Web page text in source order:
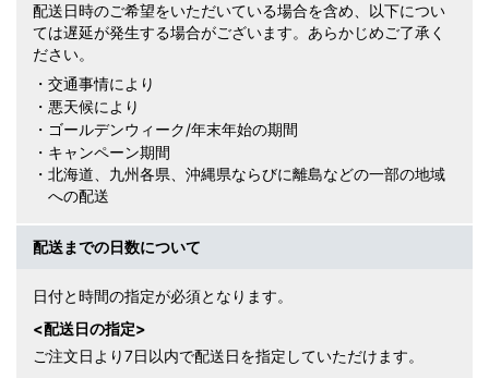
配送日時のご希望をいただいている場合を含め、以下につい
ては遅延が発生する場合がございます。あらかじめご了承く
ださい。
・交通事情により
・悪天候により
・ゴールデンウィーク/年末年始の期間
・キャンペーン期間
・北海道、九州各県、沖縄県ならびに離島などの一部の地域
への配送
配送までの日数について
日付と時間の指定が必須となります。
<配送日の指定>
ご注文日より7日以内で配送日を指定していただけます。